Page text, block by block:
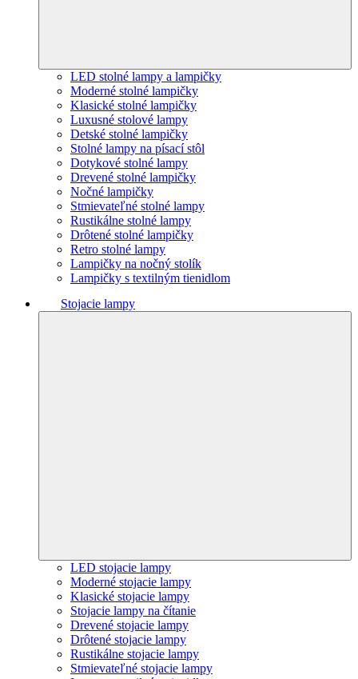
LED stolné lampy a lampičky
Moderné stolné lampičky
Klasické stolné lampičky
Luxusné stolové lampy
Detské stolné lampičky
Stolné lampy na písací stôl
Dotykové stolné lampy
Drevené stolné lampičky
Nočné lampičky
Stmievateľné stolné lampy
Rustikálne stolné lampy
Drôtené stolné lampičky
Retro stolné lampy
Lampičky na nočný stolík
Lampičky s textilným tienidlom
Stojacie lampy
LED stojacie lampy
Moderné stojacie lampy
Klasické stojacie lampy
Stojacie lampy na čítanie
Drevené stojacie lampy
Drôtené stojacie lampy
Rustikálne stojacie lampy
Stmievateľné stojacie lampy